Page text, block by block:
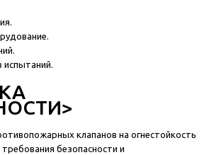
испытаний.
клапанов на огнестойкость
безопасности и